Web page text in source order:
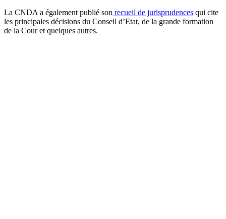
La CNDA a également publié son recueil de jurisprudences qui cite
les principales décisions du Conseil d’Etat, de la grande formation
de la Cour et quelques autres.